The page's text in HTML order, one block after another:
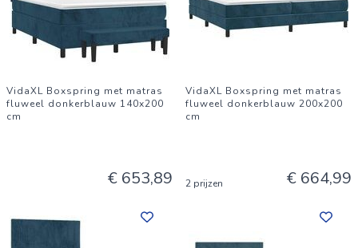
VidaXL Boxspring met matras
fluweel donkerblauw 140x200
cm
€ 653,89
VidaXL Boxspring met matras
fluweel donkerblauw 200x200
cm
2 prijzen € 664,99